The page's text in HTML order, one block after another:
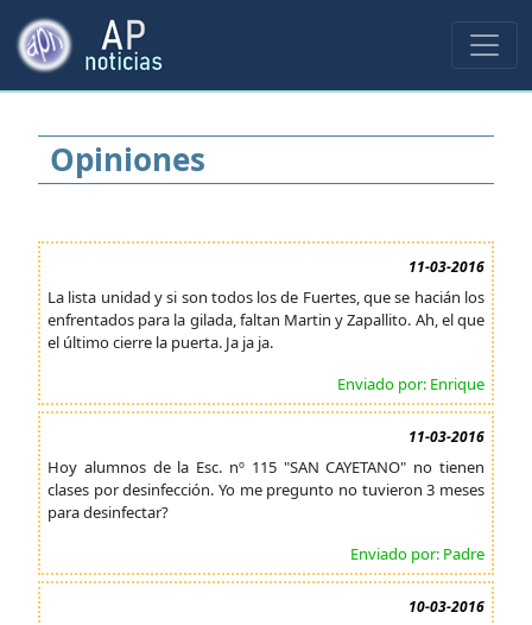
Opiniones
11-03-2016
La lista unidad y si son todos los de Fuertes, que se hacián los
enfrentados para la gilada, faltan Martin y Zapallito. Ah, el que
el último cierre la puerta. Ja ja ja.
Enviado por: Enrique
11-03-2016
Hoy alumnos de la Esc. nº 115 "SAN CAYETANO" no tienen
clases por desinfección. Yo me pregunto no tuvieron 3 meses
para desinfectar?
Enviado por: Padre
10-03-2016